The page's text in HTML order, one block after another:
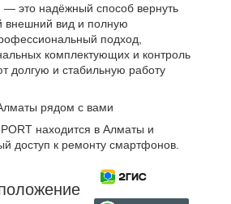
— это надёжный способ вернуть
внешний вид и полную
подход,
комплектующих и контроль
долгую и стабильную работу
рядом с вами
находится в Алматы и
доступ к ремонту смартфонов.